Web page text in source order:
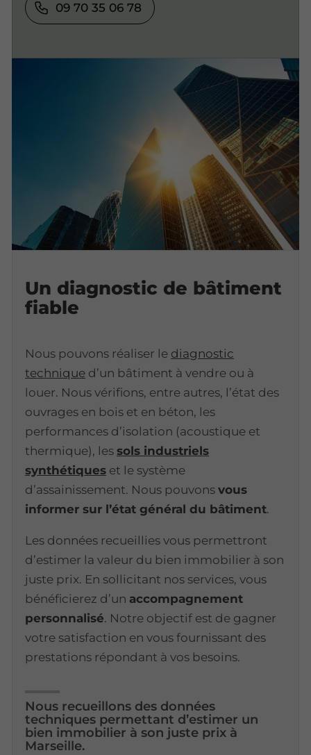
09 70 35 06 78
Un diagnostic de bâtiment
fiable
Nous pouvons réaliser le diagnostic
technique d’un bâtiment à vendre ou à
louer. Nous vérifions, entre autres, l’état des
ouvrages en bois et en béton, les
performances d’isolation (acoustique et
thermique), lessols industriels
synthétiques et le système
d’assainissement. Nous pouvonsvous
informer sur l’état général du bâtiment.
Les données recueillies vous permettront
d’estimer la valeur du bien immobilier à son
juste prix. En sollicitant nos services, vous
bénéficierez d’un accompagnement
personnalisé. Notre objectif est de gagner
votre satisfaction en vous fournissant des
prestations répondant à vos besoins.
Nous recueillons des données
techniques permettant d’estimer un
bien immobilier à son juste prix à
Marseille.